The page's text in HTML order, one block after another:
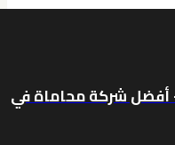
شركة محاماة فيمحامي الخبر